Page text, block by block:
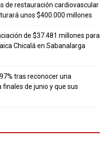
de restauración cardiovascular
unos $400.000 millones
de $37.481 millones para
Chicalá en Sabanalarga
tras reconocer una
de junio y que sus